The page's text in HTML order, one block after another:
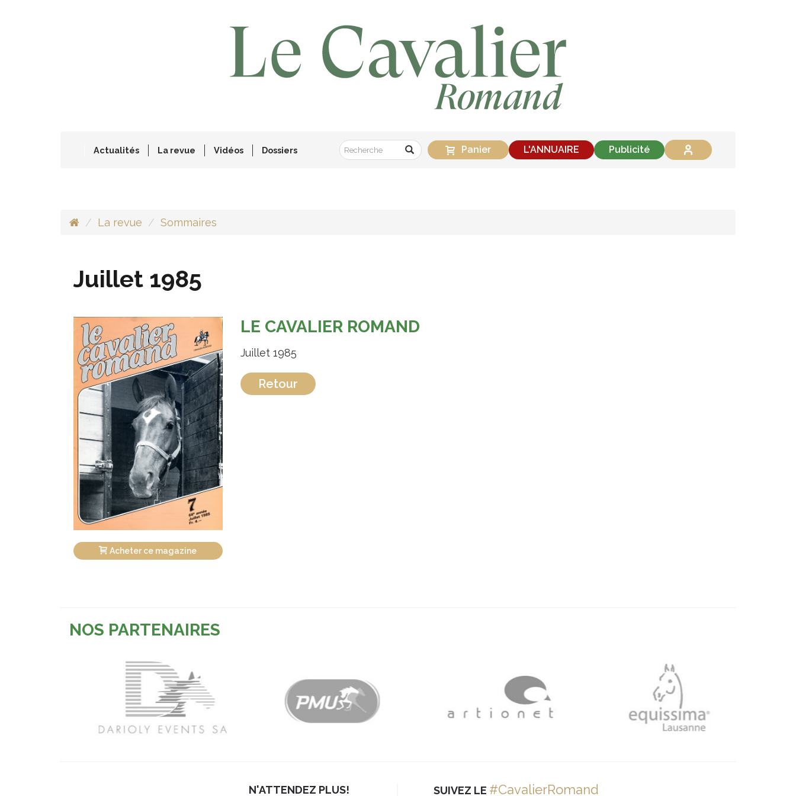
Actualités La revue Vidéos Dossiers Panier L'ANNUAIRE Publicité
La revue Sommaires
Juillet 1985
Acheter ce magazine
LE CAVALIER ROMAND
Juillet 1985
Retour
NOS PARTENAIRES
N'ATTENDEZ PLUS! SUIVEZ LE #CavalierRomand